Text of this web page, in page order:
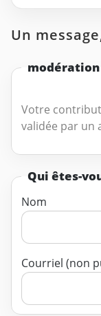
Un
Votre
validée par un
Qui êtes-
Nom
Courriel (non